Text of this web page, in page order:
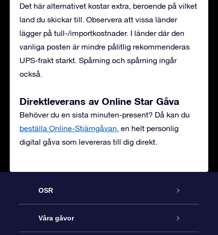
Det här alternativet kostar extra, beroende på vilket
land du skickar till. Observera att vissa länder
lägger på tull-/importkostnader. I länder där den
vanliga posten är mindre pålitlig rekommenderas
UPS-frakt starkt. Spårning och spårning ingår
också.
Direktleverans av Online Star Gåva
Behöver du en sista minuten-present? Då kan du
beställa Online-Stjärngåvan, en helt personlig
digital gåva som levereras till dig direkt.
OSR
Kundtjänst
Våra gåvor